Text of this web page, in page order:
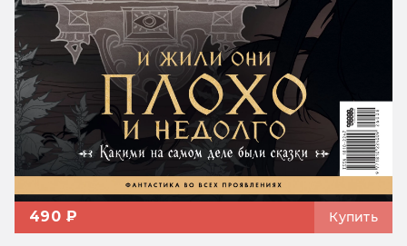
490 ₽ Купить